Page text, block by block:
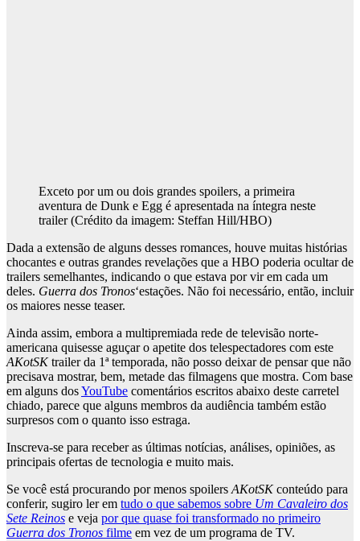
Exceto por um ou dois grandes spoilers, a primeira
aventura de Dunk e Egg é apresentada na íntegra neste
trailer(Crédito da imagem: Steffan Hill/HBO)
Dada a extensão de alguns desses romances, houve muitas histórias
chocantes e outras grandes revelações que a HBO poderia ocultar de
trailers semelhantes, indicando o que estava por vir em cada um
deles. Guerra dos Tronos‘estações. Não foi necessário, então, incluir
os maiores nesse teaser.
Ainda assim, embora a multipremiada rede de televisão norte-
americana quisesse aguçar o apetite dos telespectadores com este
AKotSKtrailer da 1ª temporada, não posso deixar de pensar que não
precisava mostrar, bem, metade das filmagens que mostra. Com base
em alguns dosYouTube comentários escritos abaixo deste carretel
chiado, parece que alguns membros da audiência também estão
surpresos com o quanto isso estraga.
Inscreva-se para receber as últimas notícias, análises, opiniões, as
principais ofertas de tecnologia e muito mais.
Se você está procurando por menos spoilers AKotSKconteúdo para
conferir, sugiro ler em tudo o que sabemos sobre Um Cavaleiro dos
Sete Reinos e veja por que quase foi transformado no primeiro
Guerra dos Tronos filme em vez de um programa de TV.